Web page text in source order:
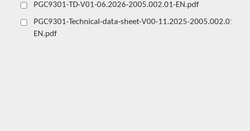
PGC9301-TD-V01-06.2026-2005.002.01-EN.pdf
PGC9301-Technical-data-sheet-V00-11.2025-2005.002.01-
EN.pdf